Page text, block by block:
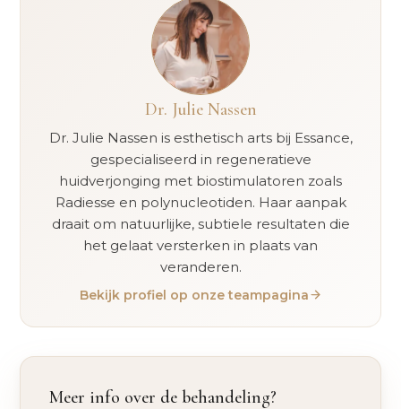
Dr. Julie Nassen
Dr. Julie Nassen is esthetisch arts bij Essance,
gespecialiseerd in regeneratieve
huidverjonging met biostimulatoren zoals
Radiesse en polynucleotiden. Haar aanpak
draait om natuurlijke, subtiele resultaten die
het gelaat versterken in plaats van
veranderen.
Bekijk profiel op onze teampagina
Meer info over de behandeling?